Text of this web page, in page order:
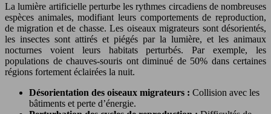
La lumière artificielle perturbe les rythmes circadiens de nombreuses
espèces animales, modifiant leurs comportements de reproduction,
de migration et de chasse. Les oiseaux migrateurs sont désorientés,
les insectes sont attirés et piégés par la lumière, et les animaux
nocturnes voient leurs habitats perturbés. Par exemple, les
populations de chauves-souris ont diminué de 50% dans certaines
régions fortement éclairées la nuit.
Désorientation des oiseaux migrateurs : Collision avec les
bâtiments et perte d’énergie.